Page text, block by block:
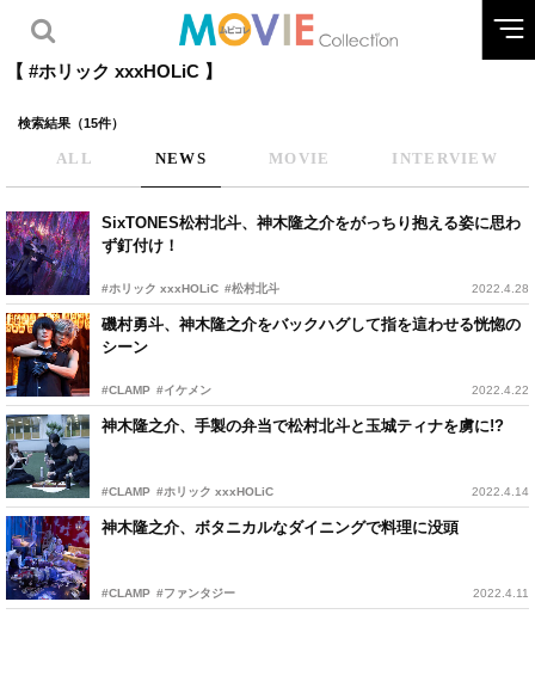
【 #ホリック xxxHOLiC 】
検索結果（15件）
ALL NEWS MOVIE INTERVIEW
SixTONES松村北斗、神木隆之介をがっちり抱える姿に思わ
ず釘付け！
#ホリック xxxHOLiC #松村北斗 2022.4.28
磯村勇斗、神木隆之介をバックハグして指を這わせる恍惚の
シーン
#CLAMP #イケメン 2022.4.22
神木隆之介、手製の弁当で松村北斗と玉城ティナを虜に!?
#CLAMP #ホリック xxxHOLiC 2022.4.14
神木隆之介、ボタニカルなダイニングで料理に没頭
#CLAMP #ファンタジー 2022.4.11